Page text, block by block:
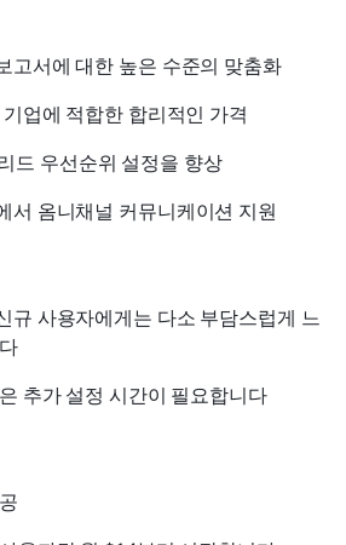
고서에 대한 높은 수준의 맞춤화
업에 적합한 합리적인 가격
드 우선순위 설정을 향상
서 옴니채널 커뮤니케이션 지원
규 사용자에게는 다소 부담스럽게 느
추가 설정 시간이 필요합니다